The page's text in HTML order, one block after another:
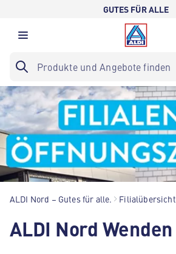
GUTES FÜR ALLE
ALDI Nord – Gutes für alle. Filialübersicht
ALDI Nord Wenden